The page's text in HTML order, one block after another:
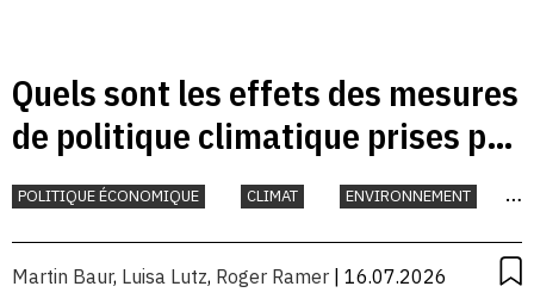
Quels sont les effets des mesures
de politique climatique prises par
la Suisse?
POLITIQUE ÉCONOMIQUE CLIMAT
ENVIRONNEMENT
Martin Baur, Luisa Lutz, Roger Ramer | 16.07.2026